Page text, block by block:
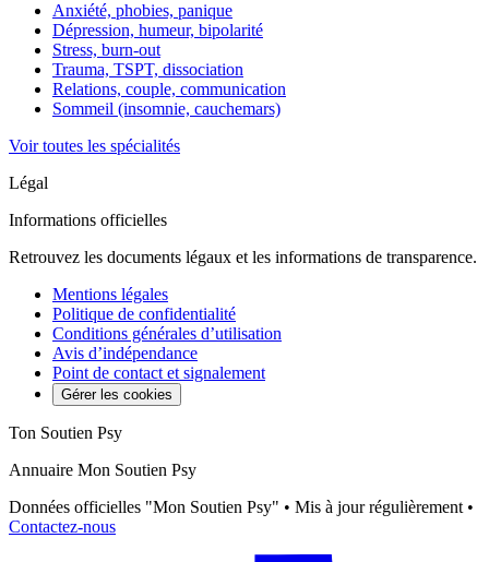
Anxiété, phobies, panique
Dépression, humeur, bipolarité
Stress, burn-out
Trauma, TSPT, dissociation
Relations, couple, communication
Sommeil (insomnie, cauchemars)
Voir toutes les spécialités
Légal
Informations officielles
Retrouvez les documents légaux et les informations de transparence.
Mentions légales
Politique de confidentialité
Conditions générales d’utilisation
Avis d’indépendance
Point de contact et signalement
Gérer les cookies
Ton Soutien Psy
Annuaire Mon Soutien Psy
Données officielles "Mon Soutien Psy" • Mis à jour régulièrement •
Contactez-nous